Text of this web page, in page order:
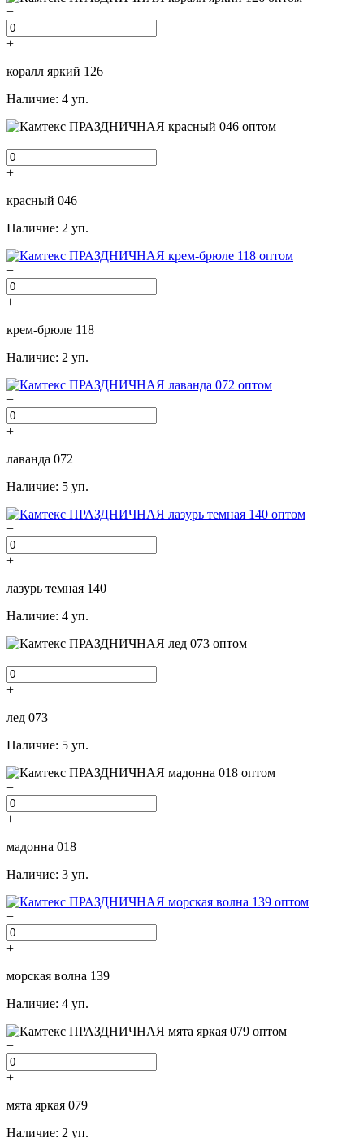
−
+
коралл яркий 126
Наличие: 4 уп.
−
+
красный 046
Наличие: 2 уп.
−
+
крем-брюле 118
Наличие: 2 уп.
−
+
лаванда 072
Наличие: 5 уп.
−
+
лазурь темная 140
Наличие: 4 уп.
−
+
лед 073
Наличие: 5 уп.
−
+
мадонна 018
Наличие: 3 уп.
−
+
морская волна 139
Наличие: 4 уп.
−
+
мята яркая 079
Наличие: 2 уп.